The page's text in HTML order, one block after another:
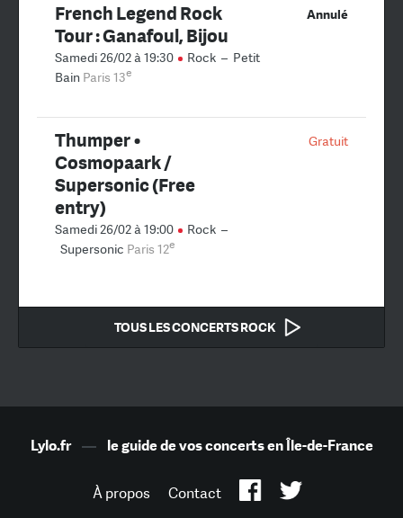
Annulé
French Legend Rock
Tour : Ganafoul, Bijou
Samedi 26/02 à 19:30 Rock – Petit
Bain Paris 13e
Gratuit
Thumper •
Cosmopaark /
Supersonic (Free
entry)
Samedi 26/02 à 19:00 Rock –
Supersonic Paris 12e
TOUS LES CONCERTS ROCK
Lylo.fr— le guide de vos concerts en Île-de-France
À propos Contact